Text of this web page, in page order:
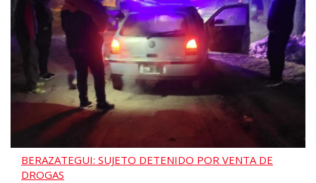
BERAZATEGUI: SUJETO DETENIDO POR VENTA DE
DROGAS